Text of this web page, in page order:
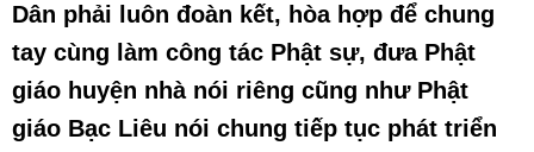
Dân phải luôn đoàn kết, hòa hợp để chung
tay cùng làm công tác Phật sự, đưa Phật
giáo huyện nhà nói riêng cũng như Phật
giáo Bạc Liêu nói chung tiếp tục phát triển